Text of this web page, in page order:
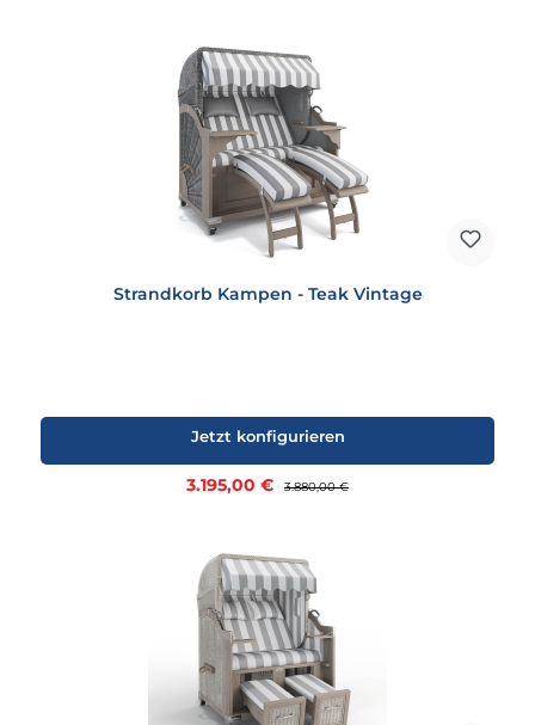
Strandkorb Kampen - Teak Vintage
Verkaufspreis:
3.195,00 € Regulärer Preis:
3.880,00 €
Jetzt konfigurieren